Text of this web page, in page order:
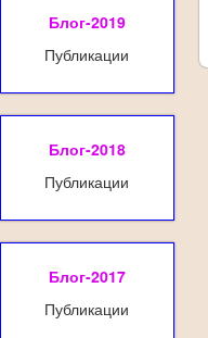
Блог-2019
Публикации
Блог-2018
Публикации
Блог-2017
Публикации